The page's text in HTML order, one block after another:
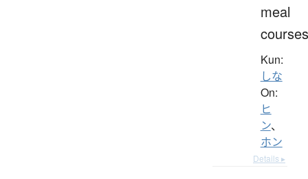
meal
courses
Kun:
しな
On:
ヒ
ン、
ホン
Details ▸